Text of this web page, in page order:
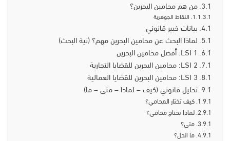
من هم محامين البحرين؟
النقاط الجوهرية
بيانات خبير قانوني
لماذا البحث عن محامين البحرين مهم؟ (نية البحث)
LSI 1: أفضل محامين البحرين
LSI 2: محامين البحرين للقضايا التجارية
LSI 3: محامين البحرين للقضايا العمالية
تحليل قانوني (كيف – لماذا – متى – ما)
كيف تختار المحامي؟
لماذا تحتاج محامي؟
متى؟
ما الحل؟